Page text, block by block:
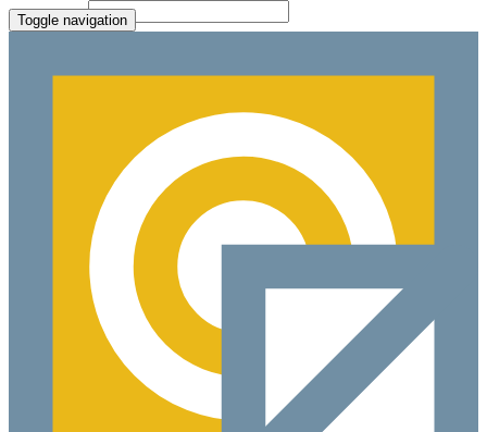
Toggle navigation
File Picker
Paste Target